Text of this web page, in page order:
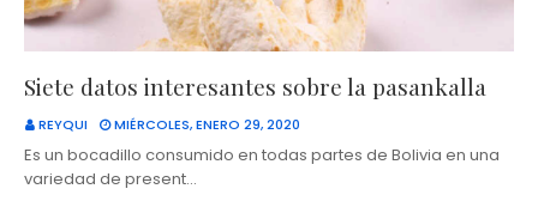
Siete datos interesantes sobre la pasankalla
REYQUI MIÉRCOLES, ENERO 29, 2020
Es un bocadillo consumido en todas partes de Bolivia en una
variedad de present…